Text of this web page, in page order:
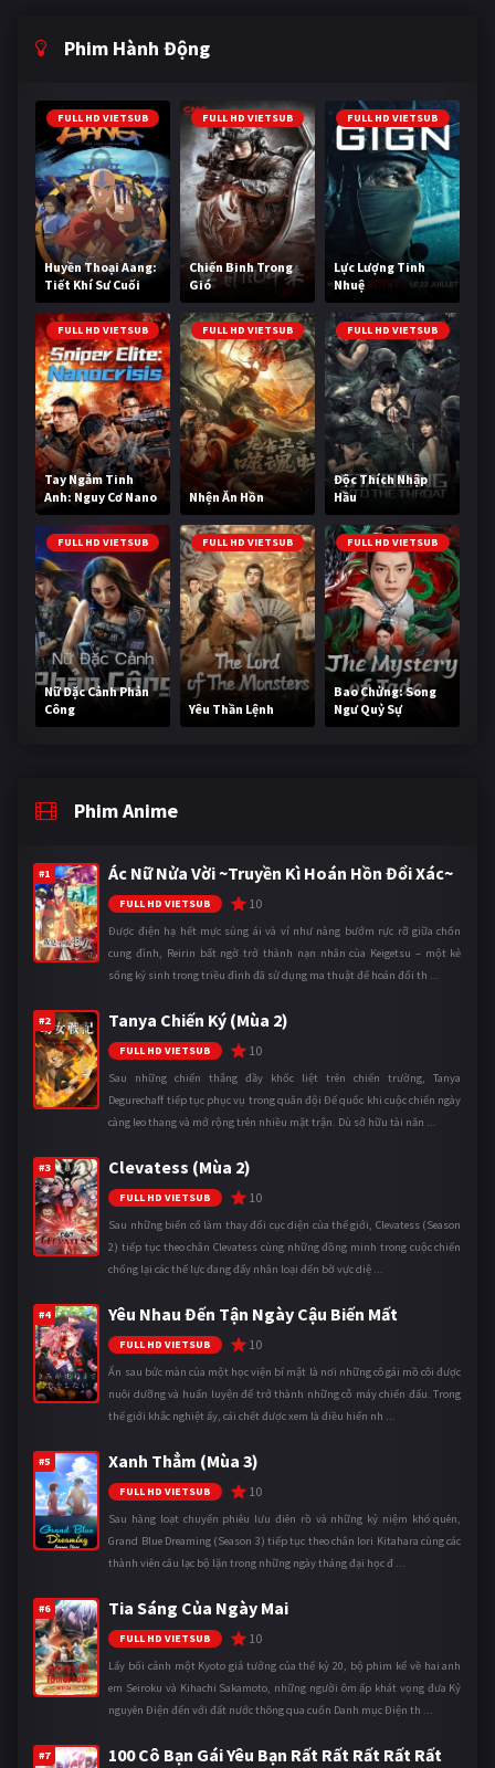
Phim Hành Động
FULL HD VIETSUB
Huyền Thoại Aang:
Tiết Khí Sư Cuối
Cùng
FULL HD VIETSUB
Chiến Binh Trong
Gió
FULL HD VIETSUB
Lực Lượng Tinh
Nhuệ
FULL HD VIETSUB
Tay Ngắm Tinh
Anh: Nguy Cơ Nano
FULL HD VIETSUB
Nhện Ăn Hồn
FULL HD VIETSUB
Độc Thích Nhập
Hầu
FULL HD VIETSUB
Nữ Đặc Cảnh Phản
Công
FULL HD VIETSUB
Yêu Thần Lệnh
FULL HD VIETSUB
Bao Chửng: Song
Ngư Quỷ Sự
Phim Anime
#1 Ác Nữ Nửa Vời ~Truyền Kì Hoán Hồn Đổi Xác~
FULL HD VIETSUB 10
Được điện hạ hết mực sủng ái và ví như nàng bướm rực rỡ giữa chốn
cung đình, Reirin bất ngờ trở thành nạn nhân của Keigetsu – một kẻ
sống ký sinh trong triều đình đã sử dụng ma thuật để hoán đổi th ...
#2 Tanya Chiến Ký (Mùa 2)
FULL HD VIETSUB 10
Sau những chiến thắng đầy khốc liệt trên chiến trường, Tanya
Degurechaff tiếp tục phục vụ trong quân đội Đế quốc khi cuộc chiến ngày
càng leo thang và mở rộng trên nhiều mặt trận. Dù sở hữu tài năn ...
#3 Clevatess (Mùa 2)
FULL HD VIETSUB 10
Sau những biến cố làm thay đổi cục diện của thế giới, Clevatess (Season
2) tiếp tục theo chân Clevatess cùng những đồng minh trong cuộc chiến
chống lại các thế lực đang đẩy nhân loại đến bờ vực diệ ...
#4 Yêu Nhau Đến Tận Ngày Cậu Biến Mất
FULL HD VIETSUB 10
Ẩn sau bức màn của một học viện bí mật là nơi những cô gái mồ côi được
nuôi dưỡng và huấn luyện để trở thành những cỗ máy chiến đấu. Trong
thế giới khắc nghiệt ấy, cái chết được xem là điều hiển nh ...
#5 Xanh Thẳm (Mùa 3)
FULL HD VIETSUB 10
Sau hàng loạt chuyến phiêu lưu điên rồ và những kỷ niệm khó quên,
Grand Blue Dreaming (Season 3) tiếp tục theo chân Iori Kitahara cùng các
thành viên câu lạc bộ lặn trong những ngày tháng đại học đ ...
#6 Tia Sáng Của Ngày Mai
FULL HD VIETSUB 10
Lấy bối cảnh một Kyoto giả tưởng của thế kỷ 20, bộ phim kể về hai anh
em Seiroku và Kihachi Sakamoto, những người ôm ấp khát vọng đưa Kỷ
nguyên Điện đến với đất nước thông qua cuốn Danh mục Điện th ...
#7
100 Cô Bạn Gái Yêu Bạn Rất Rất Rất Rất Rất